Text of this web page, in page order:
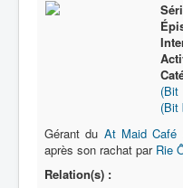
(Bit
Gérant du At Maid Café
après son rachat par Rie
Relation(s) :